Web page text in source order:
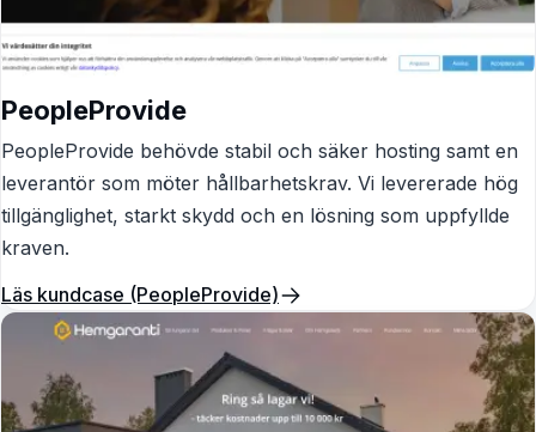
PeopleProvide
PeopleProvide behövde stabil och säker hosting samt en
leverantör som möter hållbarhetskrav. Vi levererade hög
tillgänglighet, starkt skydd och en lösning som uppfyllde
kraven.
Läs kundcase (PeopleProvide)